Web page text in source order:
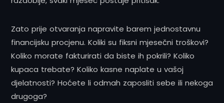
Zato prije otvaranja napravite barem jednostavnu
financijsku procjenu. Koliki su fiksni mjesečni troškovi?
Koliko morate fakturirati da biste ih pokrili? Koliko
kupaca trebate? Koliko kasne naplate u vašoj
djelatnosti? Hoćete li odmah zaposliti sebe ili nekoga
drugoga?